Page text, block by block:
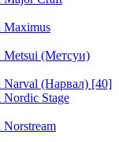
(Метсуи)
(Нарвал) [40]
Stage